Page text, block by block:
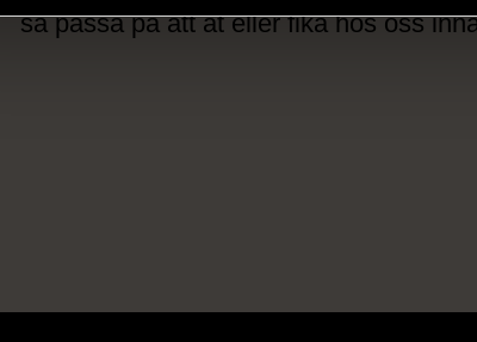
så passa på att ät eller fika hos oss